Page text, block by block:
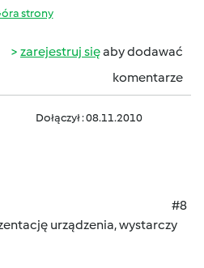
strony
zarejestruj sięaby dodawać
komentarze
Dołączył : 08.11.2010
#8
urządzenia, wystarczy